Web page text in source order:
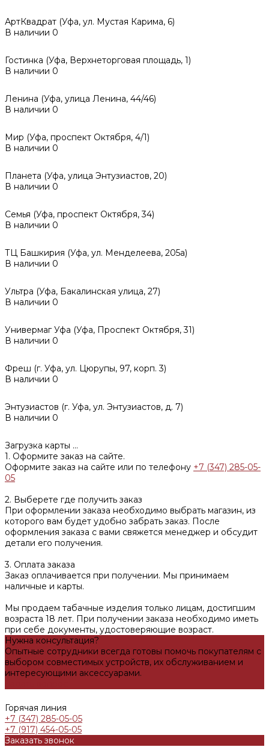
АртКвадрат (Уфа, ул. Мустая Карима, 6)
В наличии 0
Гостинка (Уфа, Верхнеторговая площадь, 1)
В наличии 0
Ленина (Уфа, улица Ленина, 44/46)
В наличии 0
Мир (Уфа, проспект Октября, 4/1)
В наличии 0
Планета (Уфа, улица Энтузиастов, 20)
В наличии 0
Семья (Уфа, проспект Октября, 34)
В наличии 0
ТЦ Башкирия (Уфа, ул. Менделеева, 205а)
В наличии 0
Ультра (Уфа, Бакалинская улица, 27)
В наличии 0
Универмаг Уфа (Уфа, Проспект Октября, 31)
В наличии 0
Фреш (г‌. Уфа, ул. Цюрупы, 97, корп. 3)
В наличии 0
Энтузиастов (г. Уфа, ул. Энтузиастов, д. 7)
В наличии 0
Загрузка карты ...
1. Оформите заказ на сайте.
Оформите заказ на сайте или по телефону +7 (347) 285-05-
05
2. Выберете где получить заказ
При оформлении заказа необходимо выбрать магазин, из
которого вам будет удобно забрать заказ. После
оформления заказа с вами свяжется менеджер и обсудит
детали его получения.
3. Оплата заказа
Заказ оплачивается при получении. Мы принимаем
наличные и карты.
Мы продаем табачные изделия только лицам, достигшим
возраста 18 лет. При получении заказа необходимо иметь
при себе документы, удостоверяющие возраст.
Нужна консультация?
Опытные сотрудники всегда готовы помочь покупателям с
выбором совместимых устройств, их обслуживанием и
интересующими аксессуарами.
Горячая линия
+7 (347) 285-05-05
+7 (917) 454-05-05
Заказать звонок